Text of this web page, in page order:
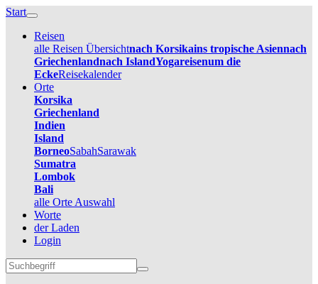
Start
Reisen
alle Reisen Übersichtnach Korsikains tropische Asiennach
Griechenlandnach IslandYogareisenum die
EckeReisekalender
Orte
Korsika
Griechenland
Indien
Island
BorneoSabahSarawak
Sumatra
Lombok
Bali
alle Orte Auswahl
Worte
der Laden
Login